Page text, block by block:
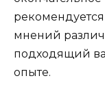
мнений
подходящий
опыте.